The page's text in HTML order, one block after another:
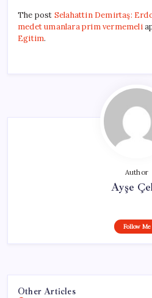
The post Selahattin Demirtaş:
medet umanlara prim vermemeli
Egitim.
Author
Ayşe
Follow Me
Other Articles